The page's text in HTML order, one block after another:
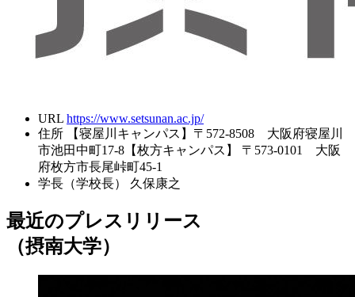
URL https://www.setsunan.ac.jp/
住所
【寝屋川キャンパス】〒572-8508 大阪府寝屋川
市池田中町17-8【枚方キャンパス】 〒573-0101 大阪
府枚方市長尾峠町45-1
学長（学校長）
久保康之
最近のプレスリリース
（摂南大学）